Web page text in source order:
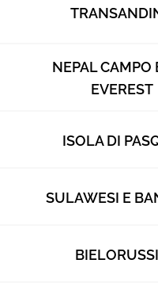
NEPAL CAMPO
EVEREST
ISOLA DI
SULAWESI E